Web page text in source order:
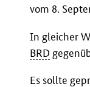
vom 8.
In gleicher
BRD
Es sollte